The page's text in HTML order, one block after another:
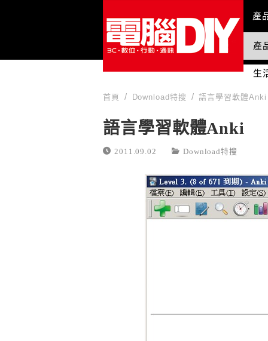
產
國
產
生
首頁 Download特搜 語言學習軟體Anki
語言學習軟體Anki
2011.09.02 Download特搜